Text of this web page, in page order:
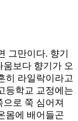
그만이다. 향기
움보다 향기가 오
히 라일락이라고
등학교 교정에는
로 쭉 심어져
몸에 배어들곤